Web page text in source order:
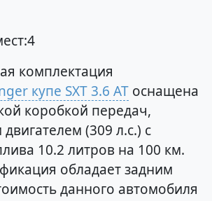
комплектация
купе SXT 3.6 AT оснащена
коробкой передач,
(309 л.с.) с
10.2 литров на 100 км.
обладает задним
данного автомобиля